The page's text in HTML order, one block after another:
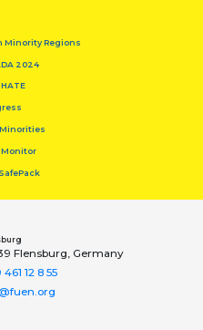
Minority Regions
2024
Flensburg, Germany
12 8 55